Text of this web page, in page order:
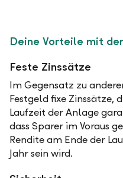
Deine Vorteile mit
Feste Zinssätze
Im Gegensatz zu
Festgeld fixe Zinssätze,
Laufzeit der Anlage
dass Sparer im Voraus
Rendite am Ende der
Jahr sein wird.